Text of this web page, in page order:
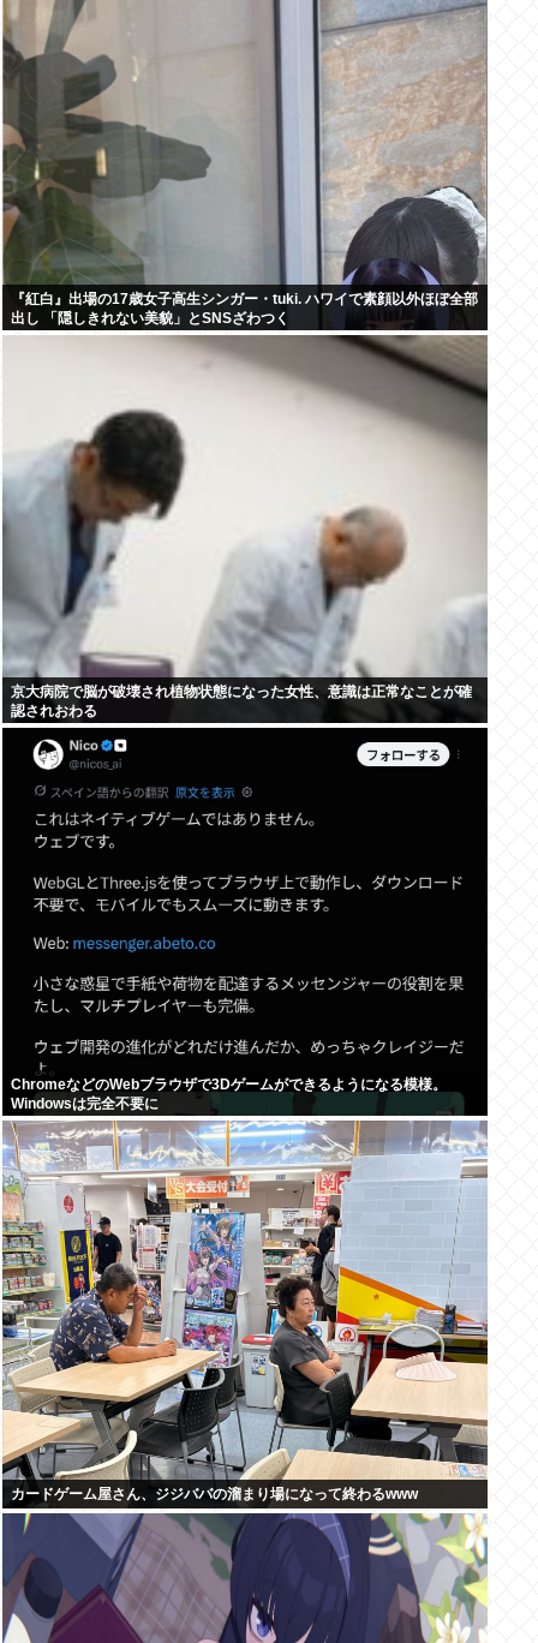
『紅白』出場の17歳女子高生シンガー・tuki. ハワイで素顔以外ほぼ全部
出し 「隠しきれない美貌」とSNSざわつく
京大病院で脳が破壊され植物状態になった女性、意識は正常なことが確
認されおわる
ChromeなどのWebブラウザで3Dゲームができるようになる模様。
Windowsは完全不要に
カードゲーム屋さん、ジジババの溜まり場になって終わるwww